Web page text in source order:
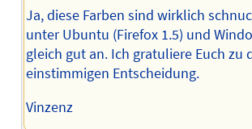
Ja, diese Farben sind wirklich
unter Ubuntu (Firefox 1.5) und
gleich gut an. Ich gratuliere Euch zu
einstimmigen Entscheidung.
Vinzenz